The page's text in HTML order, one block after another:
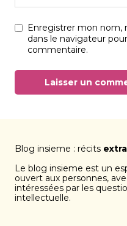
Enregistrer mon
dans le navigateur
commentaire.
Blog insieme : récits extra
Le blog insieme est un
ouvert aux personnes,
intéressées par les
intellectuelle.